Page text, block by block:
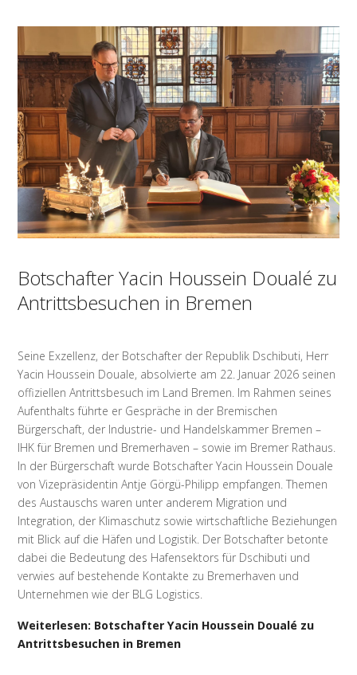
Botschafter Yacin Houssein Doualé zu
Antrittsbesuchen in Bremen
Seine Exzellenz, der Botschafter der Republik Dschibuti, Herr
Yacin Houssein Douale, absolvierte am 22. Januar 2026 seinen
offiziellen Antrittsbesuch im Land Bremen. Im Rahmen seines
Aufenthalts führte er Gespräche in der Bremischen
Bürgerschaft, der Industrie- und Handelskammer Bremen –
IHK für Bremen und Bremerhaven – sowie im Bremer Rathaus.
In der Bürgerschaft wurde Botschafter Yacin Houssein Douale
von Vizepräsidentin Antje Görgü-Philipp empfangen. Themen
des Austauschs waren unter anderem Migration und
Integration, der Klimaschutz sowie wirtschaftliche Beziehungen
mit Blick auf die Häfen und Logistik. Der Botschafter betonte
dabei die Bedeutung des Hafensektors für Dschibuti und
verwies auf bestehende Kontakte zu Bremerhaven und
Unternehmen wie der BLG Logistics.
Weiterlesen: Botschafter Yacin Houssein Doualé zu
Antrittsbesuchen in Bremen